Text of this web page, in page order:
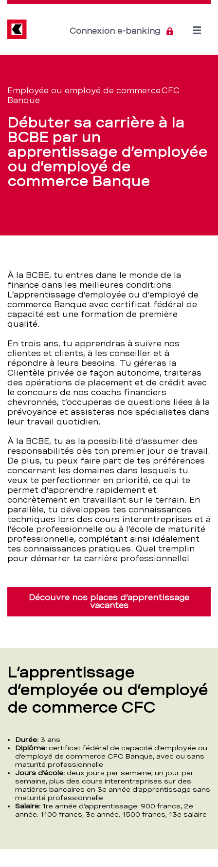
d’apprentissage
d’employée
ou
d’employé
de
commerce
Banque
BCBE
Direkt
Inhalt
Connexion e-banking
Open
navigation
de
service
Employée ou employé de commerce CFC
Banque
Débuter sa carrière à la
BCBE par un
apprentissage d’employée
ou d’employé de
commerce Banque
À la BCBE, tu entres dans le monde de la
finance dans les meilleures conditions.
L’apprentissage d’employée ou d’employé de
commerce Banque avec certificat fédéral de
capacité est une formation de première
qualité.
En trois ans, tu apprendras à suivre nos
clientes et clients, à les conseiller et à
répondre à leurs besoins. Tu géreras la
Clientèle privée de façon autonome, traiteras
des opérations de placement et de crédit avec
le concours de nos coachs financiers
chevronnés, t’occuperas de questions liées à la
prévoyance et assisteras nos spécialistes dans
leur travail quotidien.
À la BCBE, tu as la possibilité d’assumer des
responsabilités dès ton premier jour de travail.
De plus, tu peux faire part de tes préférences
concernant les domaines dans lesquels tu
veux te perfectionner en priorité, ce qui te
permet d’apprendre rapidement et
concrètement en travaillant sur le terrain. En
parallèle, tu développes tes connaissances
techniques lors des cours interentreprises et à
l’école professionnelle ou à l’école de maturité
professionnelle, complétant ainsi idéalement
tes connaissances pratiques. Quel tremplin
pour démarrer ta carrière professionnelle!
Découvre nos places d’apprentissage
vacantes
L’apprentissage
d’employée ou d’employé
de commerce CFC
Durée: 3 ans
Diplôme: certificat fédéral de capacité d’employée ou
d’employé de commerce CFC Banque, avec ou sans
maturité professionnelle
Jours d’école: deux jours par semaine; un jour par
semaine, plus des cours interentreprises sur des
matières bancaires en 3e année d’apprentissage sans
maturité professionnelle
Salaire: 1re année d’apprentissage: 900 francs, 2e
année: 1100 francs, 3e année: 1500 francs; 13e salaire